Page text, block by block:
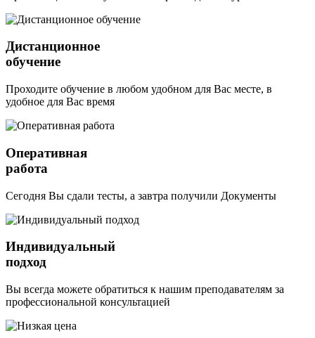
Дистанционное
обучение
Проходите обучение в любом удобном для Вас месте, в
удобное для Вас время
Оперативная
работа
Сегодня Вы сдали тесты, а завтра получили Документы
Индивидуальный
подход
Вы всегда можете обратиться к нашим преподавателям за
профессиональной консультацией